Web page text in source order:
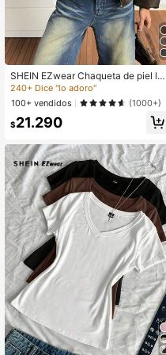
SHEIN EZwear Chaqueta de piel lav
ada con estampado de copos de ni
eve en estilo vintage, nueva para el
otoño
240+ Dice "lo adoro"
100+ vendidos
(1000+)
$21.290